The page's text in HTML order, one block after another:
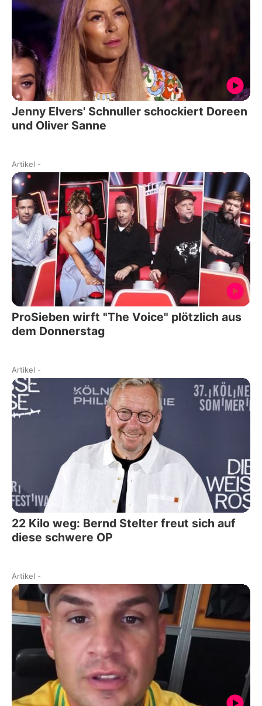
Jenny Elvers' Schnuller schockiert Doreen
und Oliver Sanne
Artikel -
ProSieben wirft "The Voice" plötzlich aus
dem Donnerstag
Artikel -
22 Kilo weg: Bernd Stelter freut sich auf
diese schwere OP
Artikel -